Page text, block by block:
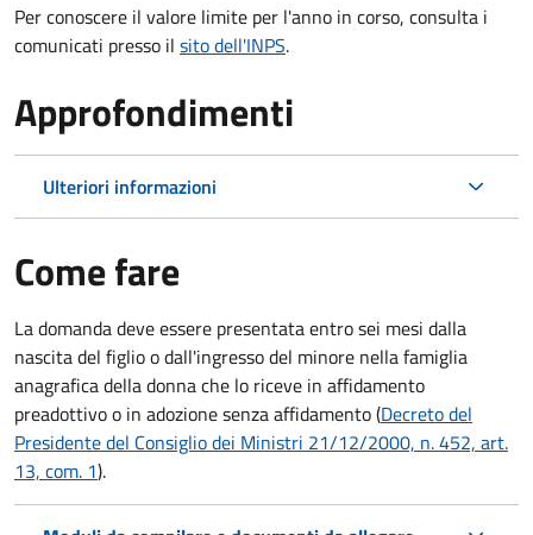
Per conoscere il valore limite per l'anno in corso, consulta i
comunicati presso il sito dell'INPS.
Approfondimenti
Ulteriori informazioni
Come fare
La domanda deve essere presentataentro sei mesi dalla
nascita del figlio o dall'ingresso del minore nella famiglia
anagrafica della donna che lo riceve in affidamento
preadottivo o in adozione senza affidamento (Decreto del
Presidente del Consiglio dei Ministri 21/12/2000, n. 452, art.
13, com. 1).